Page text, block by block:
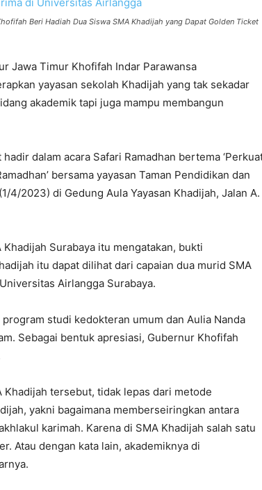
Beri Hadiah Dua Siswa SMA Khadijah yang Dapat Golden Ticket
Jawa Timur Khofifah Indar Parawansa
yayasan sekolah Khadijah yang tak sekadar
akademik tapi juga mampu membangun
dalam acara Safari Ramadhan bertema
bersama yayasan Taman Pendidikan dan
4/2023) di Gedung Aula Yayasan Khadijah, Jalan A.
Surabaya itu mengatakan, bukti
itu dapat dilihat dari capaian dua murid SMA
Airlangga Surabaya.
studi kedokteran umum dan Aulia Nanda
Sebagai bentuk apresiasi, Gubernur Khofifah
Khadijah tersebut, tidak lepas dari metode
yakni bagaimana memberseiringkan antara
karimah. Karena di SMA Khadijah salah satu
Atau dengan kata lain, akademiknya di